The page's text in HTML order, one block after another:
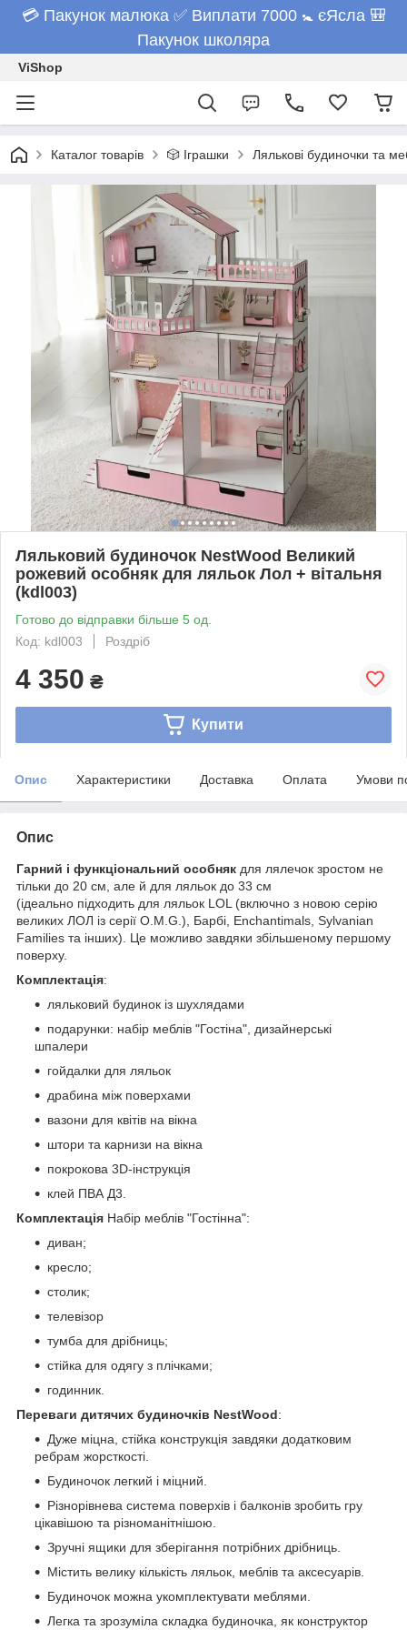
💳 Пакунок малюка ✅ Виплати 7000 🚼 єЯсла 🎒
Пакунок школяра
ViShop
Каталог товарів 🎲 Іграшки Лялькові будиночки та
Ляльковий будиночок NestWood Великий
рожевий особняк для ляльок Лол + вітальня
(kdl003)
Готово до відправки більше 5 од.
Код: kdl003
Роздріб
4 350 ₴
Купити
Опис Характеристики Доставка Оплата Умови
Опис
Гарний і функціональний особняк для лялечок зростом не
тільки до 20 см, але й для ляльок до 33 см
(ідеально підходить для ляльок LOL (включно з новою серію
великих ЛОЛ із серії O.M.G.), Барбі, Enchantimals, Sylvanian
Families та інших). Це можливо завдяки збільшеному першому
поверху.
Комплектація:
ляльковий будинок із шухлядами
подарунки: набір меблів "Гостіна", дизайнерські
шпалери
гойдалки для ляльок
драбина між поверхами
вазони для квітів на вікна
штори та карнизи на вікна
покрокова 3D-інструкція
клей ПВА Д3.
Комплектація Набір меблів "Гостінна":
диван;
кресло;
столик;
телевізор
тумба для дрібниць;
стійка для одягу з плічками;
годинник.
Переваги дитячих будиночків NestWood:
Дуже міцна, стійка конструкція завдяки додатковим
ребрам жорсткості.
Будиночок легкий і міцний.
Різнорівнева система поверхів і балконів зробить гру
цікавішою та різноманітнішою.
Зручні ящики для зберігання потрібних дрібниць.
Містить велику кількість ляльок, меблів та аксесуарів.
Будиночок можна укомплектувати меблями.
Легка та зрозуміла складка будиночка, як конструктор